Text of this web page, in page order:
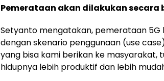
Pemerataan akan dilakukan secara
Setyanto mengatakan, pemerataan 5G
dengan skenario penggunaan (use
yang bisa kami berikan ke masyarakat,
hidupnya lebih produktif dan lebih